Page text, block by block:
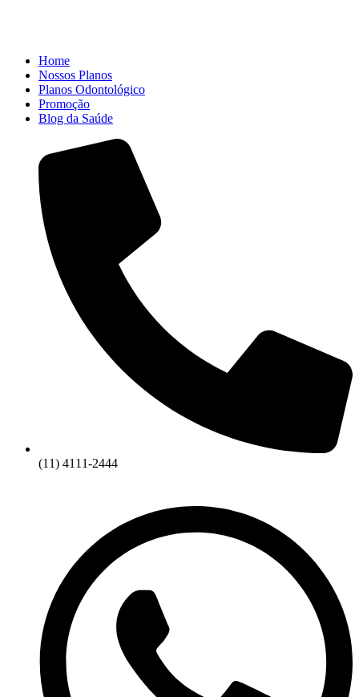
Home
Nossos Planos
Planos Odontológico
Promoção
Blog da Saúde
(11) 4111-2444